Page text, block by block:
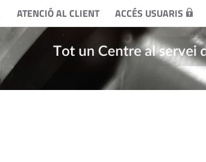
ATENCIÓ AL CLIENT ACCÉS USUARIS